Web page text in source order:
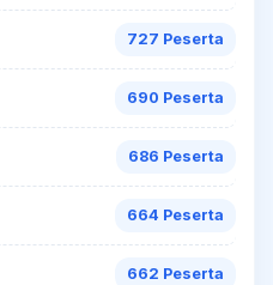
727 Peserta
690 Peserta
686 Peserta
664 Peserta
662 Peserta